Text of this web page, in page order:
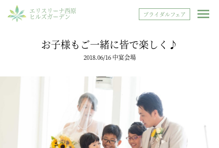
エリスリーナ西原
ヒルズガーデン ブライダルフェア
お子様もご一緒に皆で楽しく♪
2018.06/16 中宴会場